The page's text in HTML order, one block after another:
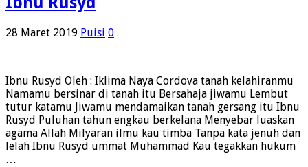
28 Maret 2019 Puisi 0
Ibnu Rusyd Oleh : Iklima Naya Cordova tanah kelahiranmu
Namamu bersinar di tanah itu Bersahaja jiwamu Lembut
tutur katamu Jiwamu mendamaikan tanah gersang itu Ibnu
Rusyd Puluhan tahun engkau berkelana Menyebar luaskan
agama Allah Milyaran ilmu kau timba Tanpa kata jenuh dan
lelah Ibnu Rusyd ummat Muhammad Kau tegakkan hukum
…